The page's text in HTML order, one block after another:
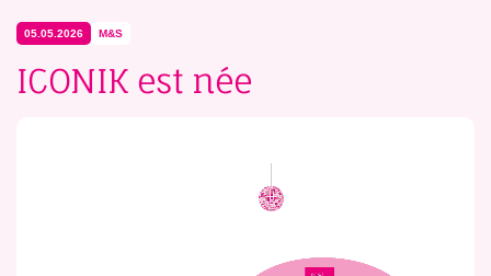
05.05.2026 M&S
ICONIK est née